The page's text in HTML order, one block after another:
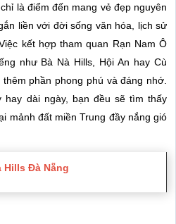
là điểm đến mang vẻ đẹp nguyên
liền với đời sống văn hóa, lịch sử
kết hợp tham quan Rạn Nam Ô
như Bà Nà Hills, Hội An hay Cù
phần phong phú và đáng nhớ.
hay dài ngày, bạn đều sẽ tìm thấy
mảnh đất miền Trung đầy nắng gió
Hills Đà Nẵng